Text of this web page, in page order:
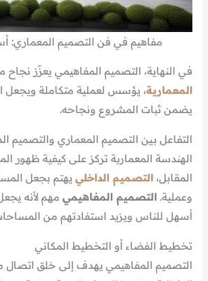
مفاهيم في فن التصميم المعماري:
في النهاية، التصميم المفاهيمي يعزّز
المعمارية، يؤسس لعملية متكاملة ويجعل
يضمن ثبات المشروع ونجاحه.
التفاعل بين التصميم المعماري والتصميم
الهندسة المعمارية تركز على كيفية ظهور
المقابل،التصميم الداخلي يهتم بجعل
وعملية.التصميم المفاهيمي مهم لأنه
أسهل للناس ويزيد استفادتهم من
تخطيط الفضاء أو التخطيط المكاني
التصميم المفاهيمي يهدف إلى خلق